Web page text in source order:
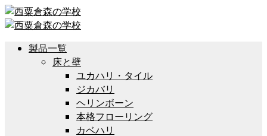
製品一覧
床と壁
ユカハリ・タイル
ジカバリ
ヘリンボーン
本格フローリング
カベハリ